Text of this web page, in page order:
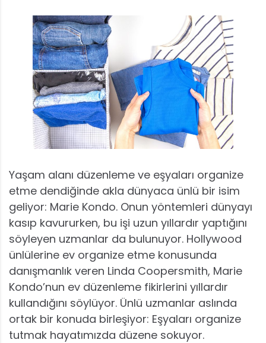
Yaşam alanı düzenleme ve eşyaları organize
etme dendiğinde akla dünyaca ünlü bir isim
geliyor: Marie Kondo. Onun yöntemleri dünyayı
kasıp kavururken, bu işi uzun yıllardır yaptığını
söyleyen uzmanlar da bulunuyor. Hollywood
ünlülerine ev organize etme konusunda
danışmanlık veren Linda Coopersmith, Marie
Kondo’nun ev düzenleme fikirlerini yıllardır
kullandığını söylüyor. Ünlü uzmanlar aslında
ortak bir konuda birleşiyor: Eşyaları organize
tutmak hayatımızda düzene sokuyor.